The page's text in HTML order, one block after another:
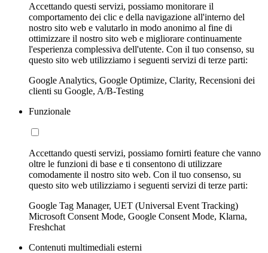
Accettando questi servizi, possiamo monitorare il
comportamento dei clic e della navigazione all'interno del
nostro sito web e valutarlo in modo anonimo al fine di
ottimizzare il nostro sito web e migliorare continuamente
l'esperienza complessiva dell'utente. Con il tuo consenso, su
questo sito web utilizziamo i seguenti servizi di terze parti:
Google Analytics, Google Optimize, Clarity, Recensioni dei
clienti su Google, A/B-Testing
Funzionale
Accettando questi servizi, possiamo fornirti feature che vanno
oltre le funzioni di base e ti consentono di utilizzare
comodamente il nostro sito web. Con il tuo consenso, su
questo sito web utilizziamo i seguenti servizi di terze parti:
Google Tag Manager, UET (Universal Event Tracking)
Microsoft Consent Mode, Google Consent Mode, Klarna,
Freshchat
Contenuti multimediali esterni